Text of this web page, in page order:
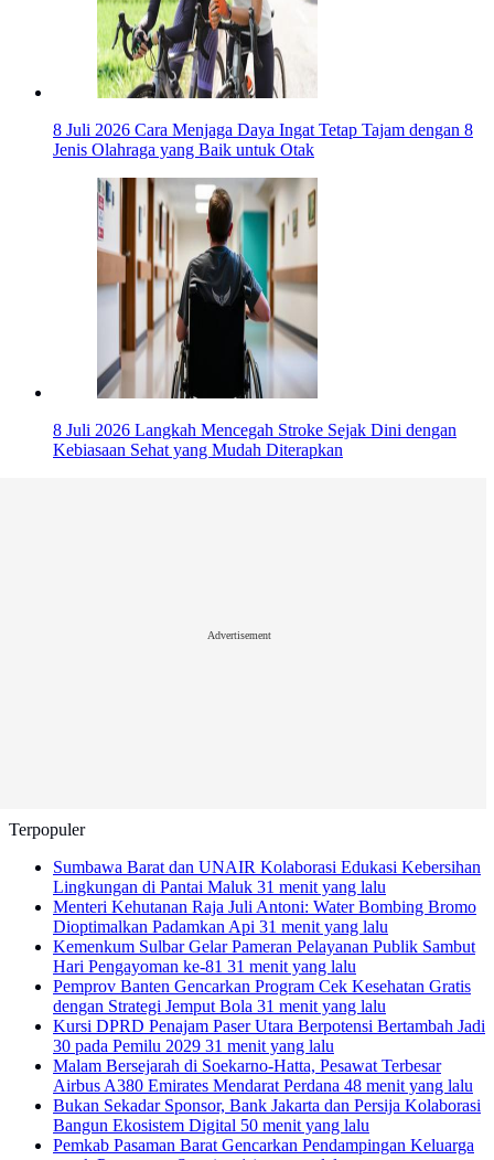
8 Juli 2026 Cara Menjaga Daya Ingat Tetap Tajam dengan 8
Jenis Olahraga yang Baik untuk Otak
8 Juli 2026 Langkah Mencegah Stroke Sejak Dini dengan
Kebiasaan Sehat yang Mudah Diterapkan
Advertisement
Terpopuler
Sumbawa Barat dan UNAIR Kolaborasi Edukasi Kebersihan
Lingkungan di Pantai Maluk 31 menit yang lalu
Menteri Kehutanan Raja Juli Antoni: Water Bombing Bromo
Dioptimalkan Padamkan Api 31 menit yang lalu
Kemenkum Sulbar Gelar Pameran Pelayanan Publik Sambut
Hari Pengayoman ke-81 31 menit yang lalu
Pemprov Banten Gencarkan Program Cek Kesehatan Gratis
dengan Strategi Jemput Bola 31 menit yang lalu
Kursi DPRD Penajam Paser Utara Berpotensi Bertambah Jadi
30 pada Pemilu 2029 31 menit yang lalu
Malam Bersejarah di Soekarno-Hatta, Pesawat Terbesar
Airbus A380 Emirates Mendarat Perdana 48 menit yang lalu
Bukan Sekadar Sponsor, Bank Jakarta dan Persija Kolaborasi
Bangun Ekosistem Digital 50 menit yang lalu
Pemkab Pasaman Barat Gencarkan Pendampingan Keluarga